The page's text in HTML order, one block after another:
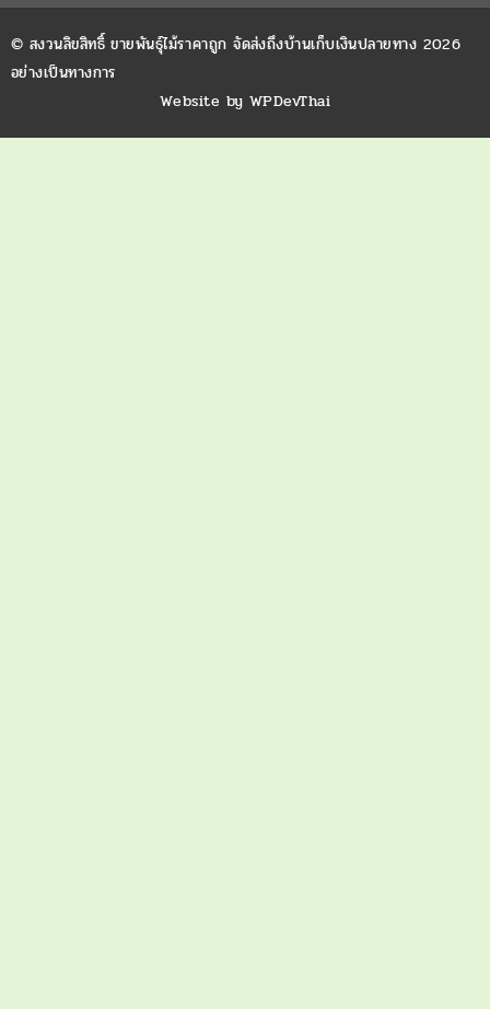
© สงวนลิขสิทธิ์ ขายพันธุ์ไม้ราคาถูก จัดส่งถึงบ้านเก็บเงินปลายทาง 2026
อย่างเป็นทางการ
Website by WPDevThai